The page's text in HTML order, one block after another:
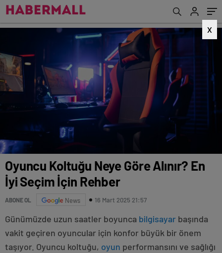
X
Oyuncu Koltuğu Neye Göre Alınır? En
İyi Seçim İçin Rehber
ABONE OL News 16 Mart 2025 21:57
Günümüzde uzun saatler boyunca bilgisayar başında
vakit geçiren oyuncular için konfor büyük bir önem
taşıyor. Oyuncu koltuğu, oyun performansını ve sağlığı